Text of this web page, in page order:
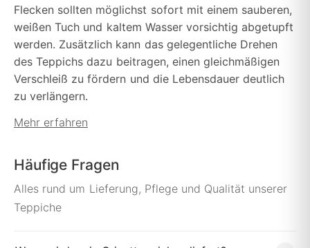
Flecken sollten möglichst sofort mit einem sauberen,
weißen Tuch und kaltem Wasser vorsichtig abgetupft
werden. Zusätzlich kann das gelegentliche Drehen
des Teppichs dazu beitragen, einen gleichmäßigen
Verschleiß zu fördern und die Lebensdauer deutlich
zu verlängern.
Mehr erfahren
Häufige Fragen
Alles rund um Lieferung, Pflege und Qualität unserer
Teppiche